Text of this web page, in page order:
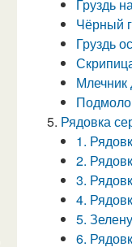
Груздь
Чёрный
Груздь
Млечник
Рядовка
1.
2.
3.
4.
5.
6.